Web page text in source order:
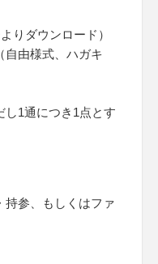
りダウンロード）
由様式、ハガキ
1通につき1点とす
持参、もしくはファ